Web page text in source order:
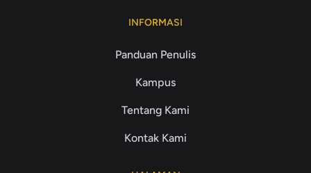
INFORMASI
Panduan Penulis
Kampus
Tentang Kami
Kontak Kami